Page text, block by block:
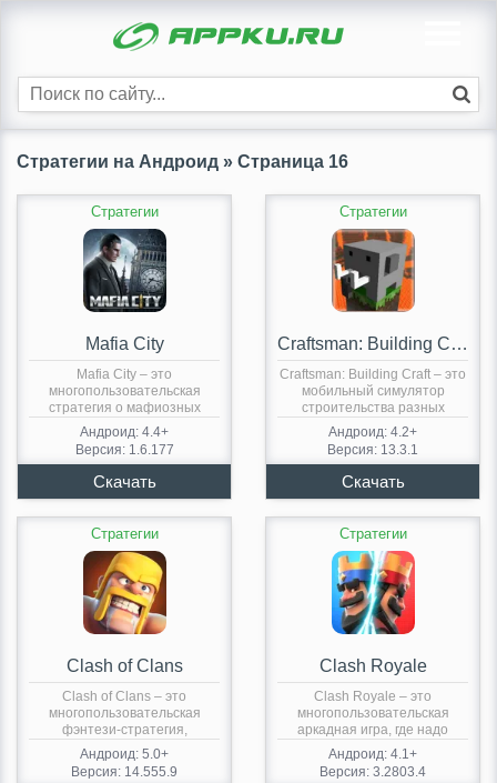
Стратегии на Андроид » Страница 16
Стратегии
Mafia City
Mafia City – это
многопользовательская
стратегия о мафиозных
кланах, постоянно…
Андроид: 4.4+
Версия: 1.6.177
Стратегии
Craftsman: Building Craft
Craftsman: Building Craft – это
мобильный симулятор
строительства разных
зданий…
Андроид: 4.2+
Версия: 13.3.1
Стратегии
Clash of Clans
Clash of Clans – это
многопользовательская
фэнтези-стратегия,
насчитывающая десятки
миллионов…
Андроид: 5.0+
Версия: 14.555.9
Стратегии
Clash Royale
Clash Royale – это
многопользовательская
аркадная игра, где надо
уничтожить…
Андроид: 4.1+
Версия: 3.2803.4